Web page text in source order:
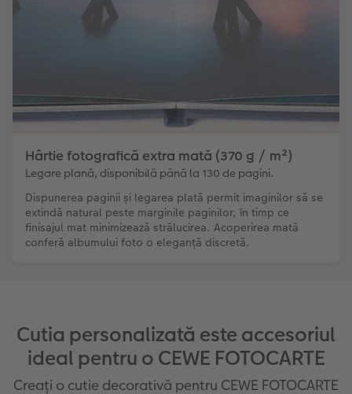
Hârtie fotografică extra mată (370 g / m²)
Legare plană, disponibilă până la 130 de pagini.
Dispunerea paginii și legarea plată permit imaginilor să se
extindă natural peste marginile paginilor, în timp ce
finisajul mat minimizează strălucirea. Acoperirea mată
conferă albumului foto o eleganță discretă.
Cutia personalizată este accesoriul
ideal pentru o CEWE FOTOCARTE
Creați o cutie decorativă pentru CEWE FOTOCARTE